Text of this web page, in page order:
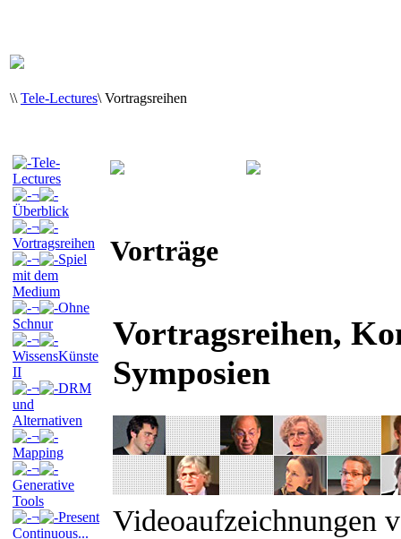
\\ Tele-Lectures\ Vortragsreihen
Tele-
Lectures
¬
Überblick
¬
Vortragsreihen
¬
Spiel
mit dem
Medium
¬
Ohne
Schnur
¬
WissensKünste
II
¬
DRM
und
Alternativen
¬
Mapping
¬
Generative
Tools
¬
Present
Continuous...
Vorträge
Vortragsreihen,
Symposien
Videoaufzeichnungen